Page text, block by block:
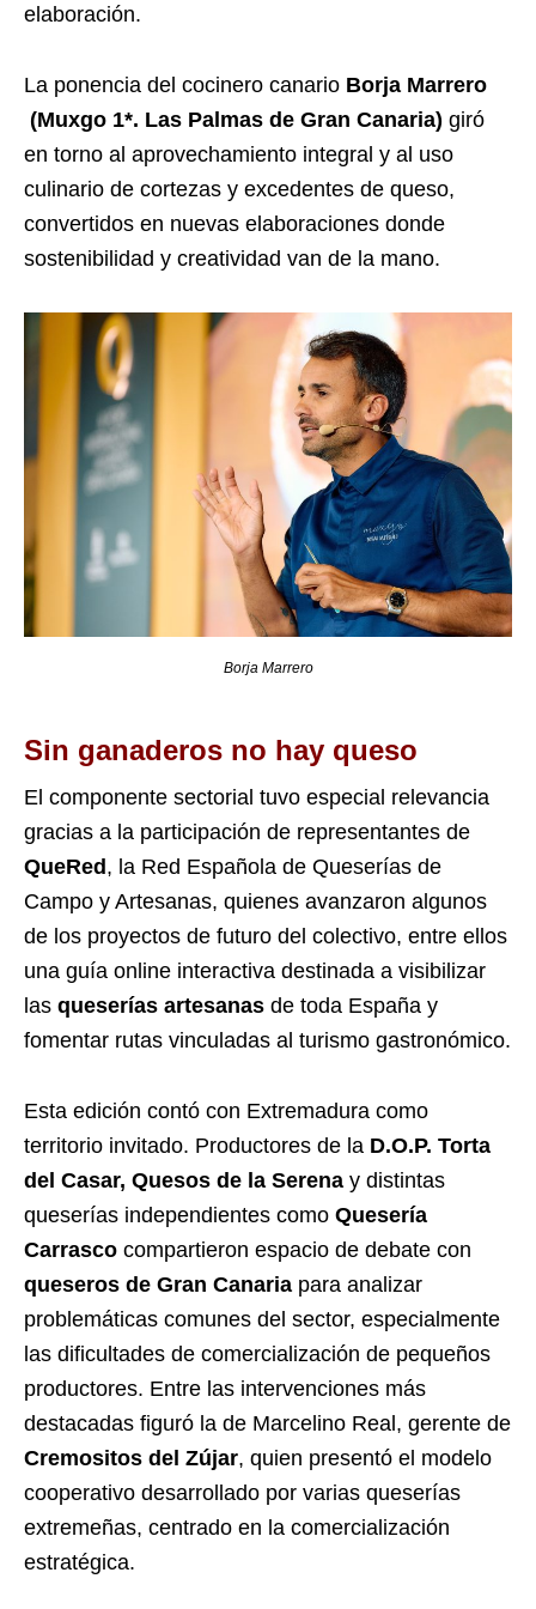
elaboración.
La ponencia del cocinero canario Borja Marrero
(Muxgo 1*. Las Palmas de Gran Canaria) giró
en torno al aprovechamiento integral y al uso
culinario de cortezas y excedentes de queso,
convertidos en nuevas elaboraciones donde
sostenibilidad y creatividad van de la mano.
Borja Marrero
Sin ganaderos no hay queso
El componente sectorial tuvo especial relevancia
gracias a la participación de representantes de
QueRed , la Red Española de Queserías de
Campo y Artesanas, quienes avanzaron algunos
de los proyectos de futuro del colectivo, entre ellos
una guía online interactiva destinada a visibilizar
las queserías artesanas de toda España y
fomentar rutas vinculadas al turismo gastronómico.
Esta edición contó con Extremadura como
territorio invitado. Productores de la D.O.P. Torta
del Casar, Quesos de la Serena y distintas
queserías independientes como Quesería
Carrasco compartieron espacio de debate con
queseros de Gran Canaria para analizar
problemáticas comunes del sector, especialmente
las dificultades de comercialización de pequeños
productores. Entre las intervenciones más
destacadas figuró la de Marcelino Real, gerente de
Cremositos del Zújar, quien presentó el modelo
cooperativo desarrollado por varias queserías
extremeñas, centrado en la comercialización
estratégica.